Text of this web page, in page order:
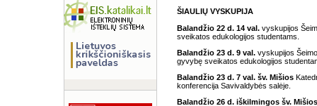
ŠIAULIŲ VYSKUPIJA
Balandžio 22 d. 14 val. vyskupijos
sveikatos edukologijos studentams.
Balandžio 23 d. 9 val. vyskupijos
gyvybę sveikatos edukologijos
Balandžio 23 d. 7 val. šv. Mišios
konferencija Savivaldybės salėje.
Balandžio 26 d. iškilmingos šv. Mišios